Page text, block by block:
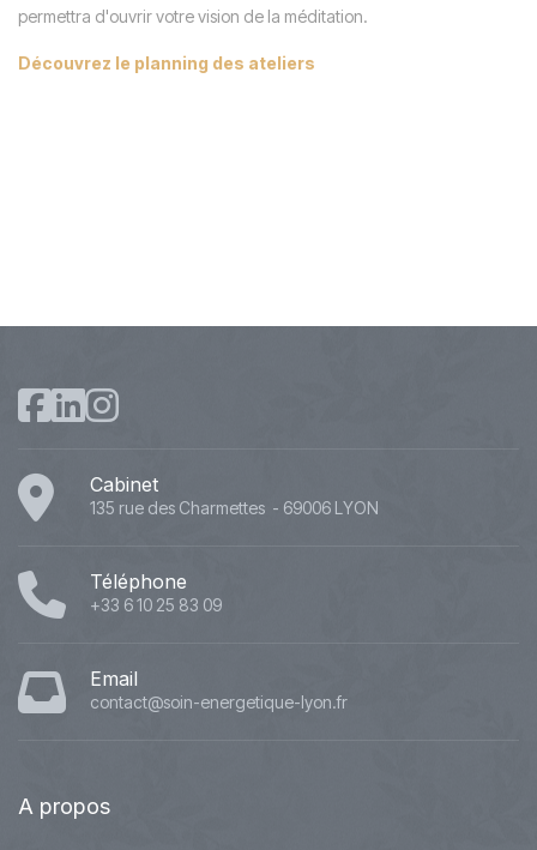
permettra d'ouvrir votre vision de la méditation.
Découvrez le planning des ateliers
Cabinet
135 rue des Charmettes - 69006 LYON
Téléphone
+33 6 10 25 83 09
Email
contact@soin-energetique-lyon.fr
A propos